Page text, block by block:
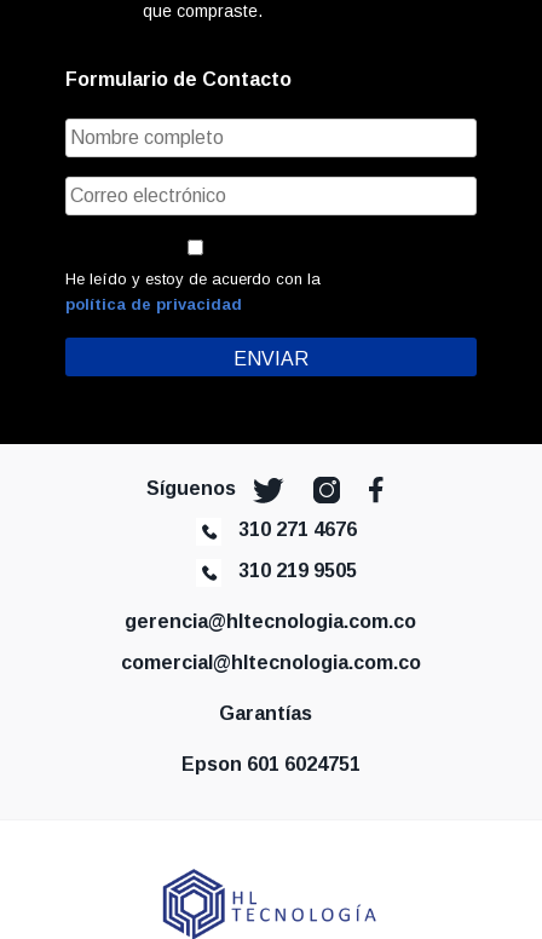
que compraste.
Formulario de Contacto
He leído y estoy de acuerdo con la
política de privacidad
Síguenos
310 271 4676
310 219 9505
gerencia@hltecnologia.com.co
comercial@hltecnologia.com.co
Garantías
Epson 601 6024751